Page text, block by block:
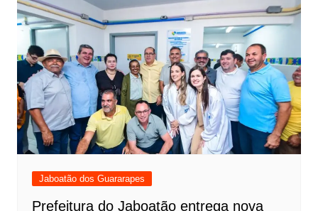
Jaboatão dos Guararapes
Prefeitura do Jaboatão entrega nova